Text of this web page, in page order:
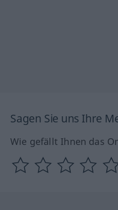
Sagen Sie uns Ihre
Wie gefällt Ihnen das